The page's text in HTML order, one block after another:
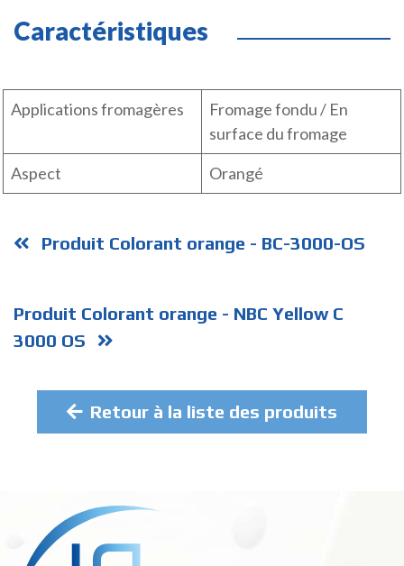
Caractéristiques
Applications fromagères
Fromage fondu / En
surface du fromage
Aspect
Orangé
Produit Colorant orange - BC-3000-OS
Produit Colorant orange - NBC Yellow C
3000 OS
Retour à la liste des produits